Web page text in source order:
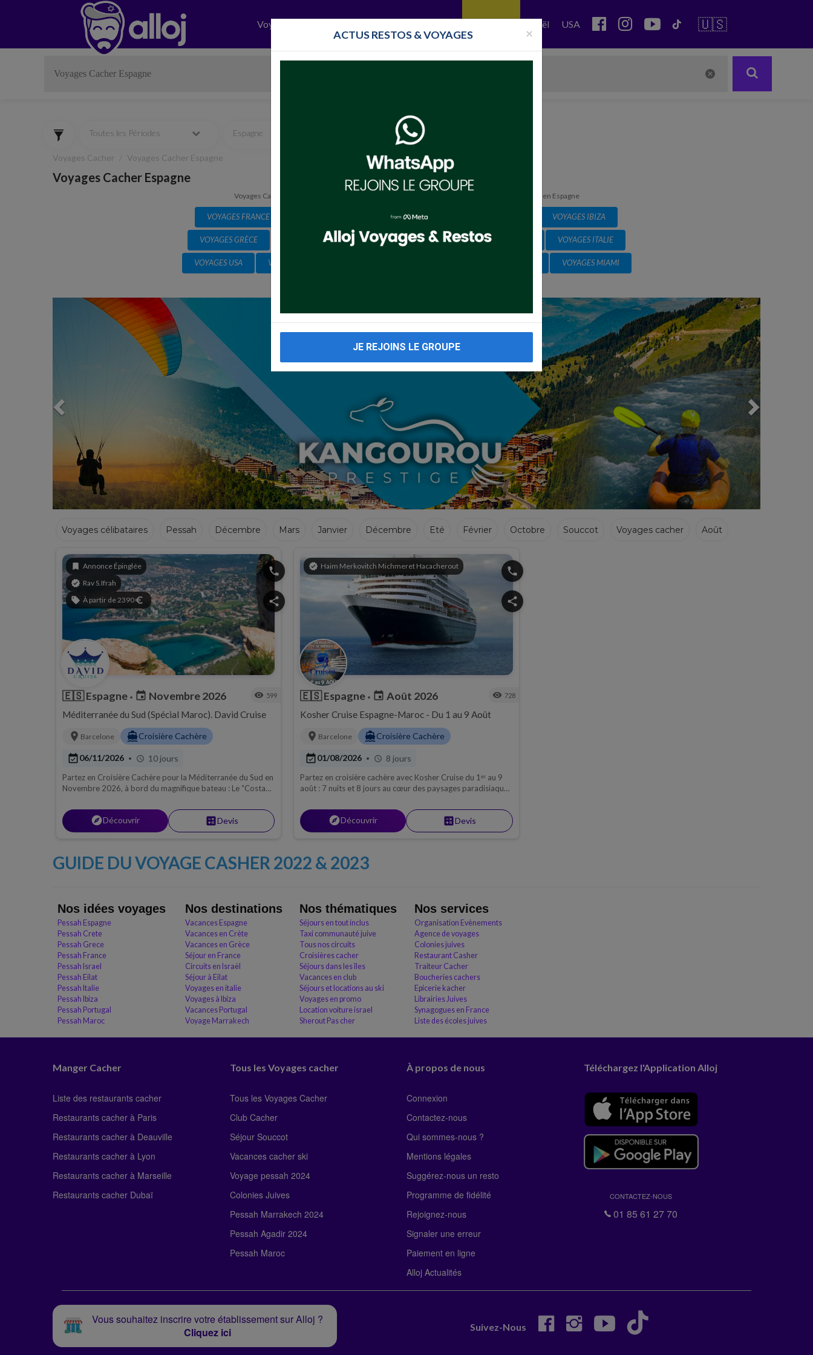
Voyages Israël USA 🇺🇸
Toutes les Périodes Espagne Toutes les surveillances
Voyages Cacher Voyages Cacher Espagne
Voyages Cacher Espagne
Voyages Cacher Espagne en 2022 et 2023 avec toutes les promotions pour vos vacances casher en Espagne
VOYAGES FRANCE VOYAGES EILAT VOYAGES IBIZA
VOYAGES GRÈCE VOYAGES CRÈTE VOYAGES MAROC VOYAGES MARRAKECH VOYAGES ITALIE
VOYAGES USA VOYAGES PORTUGAL VOYAGES MIAMI
Previous Next
Voyages célibataires Pessah Décembre Mars Janvier Décembre Eté Février Octobre Souccot Voyages cacher Août
Hiver
bookmark Annonce Épinglée
verified Rav S.Ifrah
sell À partir de 2390euro
phone
share
🇪🇸Espagne • event Novembre 2026 visibility 599
Méditerranée du Sud (Spécial Maroc). David Cruise
location_on Barcelone directions_boatCroisière Cachère
event_available06/11/2026 • schedule 10 jours
Partez en Croisière Cachère pour la Méditerranée du Sud en
Novembre 2026, à bord du magnifique bateau : Le “Costa
exploreDécouvrir calculateDevis
verified Haim Merkovitch Michmeret Hacacherout phone
share
🇪🇸Espagne • event Août 2026 visibility 728
Kosher Cruise Espagne-Maroc - Du 1 au 9 Août
location_on Barcelone directions_boatCroisière Cachère
event_available01/08/2026 • schedule 8 jours
Partez en croisière cachère avec Kosher Cruise du 1ᵉʳ au 9
août : 7 nuits et 8 jours au cœur des paysages paradisiaques
exploreDécouvrir calculateDevis
GUIDE DU VOYAGE CASHER 2022 & 2023
Nos idées voyages Nos destinations Nos thématiques Nos services
Pessah Espagne Vacances Espagne Séjours en tout inclus
Organisation Evènements
Pessah Crete
Vacances en Crète Taxi communauté juive
Agence de voyages
Pessah Grece
Vacances en Grèce Tous nos circuits
Colonies juives
Pessah France
Séjour en France Croisières cacher
Restaurant Casher
Pessah Israel
Circuits en Israël Séjours dans les îles
Traiteur Cacher
Pessah Eilat
Séjour à Eilat Vacances en club
Boucheries cachers
Pessah Italie
Voyages en italie Séjours et locations au ski
Epicerie kacher
Pessah Ibiza
Voyages à Ibiza Voyages en promo
Librairies Juives
Pessah Portugal
Vacances Portugal Location voiture israel
Synagogues en France
Pessah Maroc
Voyage Marrakech Sherout Pas cher Liste des écoles juives
Manger Cacher
Liste des restaurants cacher
Restaurants cacher à Paris
Restaurants cacher à Deauville
Restaurants cacher à Lyon
Restaurants cacher à Marseille
Restaurants cacher Dubaï
Tous les Voyages cacher
Tous les Voyages Cacher
Club Cacher
Séjour Souccot
Vacances cacher ski
Voyage pessah 2024
Colonies Juives
Pessah Marrakech 2024
Pessah Agadir 2024
Pessah Maroc
À propos de nous
Connexion
Contactez-nous
Qui sommes-nous ?
Mentions légales
Suggérez-nous un resto
Programme de fidélité
Rejoignez-nous
Signaler une erreur
Paiement en ligne
Alloj Actualités
Téléchargez l'Application Alloj
CONTACTEZ-NOUS
01 85 61 27 70
Vous souhaitez inscrire votre établissement sur Alloj ?
Cliquez ici
Suivez-Nous
×
ACTUS RESTOS & VOYAGES
JE REJOINS LE GROUPE